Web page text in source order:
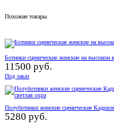
Похожие товары
Ботинки сценические женские на высоком
11500 руб.
Под заказ
Полуботинки женские сценические
5280 руб.